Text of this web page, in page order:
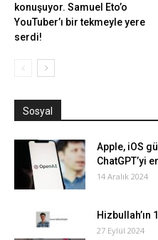
konuşuyor. Samuel Eto’o
YouTuber’ı bir tekmeyle yere
serdi!
Sosyal
Apple, iOS
ChatGPT’yi
14 Aralık 2024
Hizbullah’ın
27 Eylül 2024